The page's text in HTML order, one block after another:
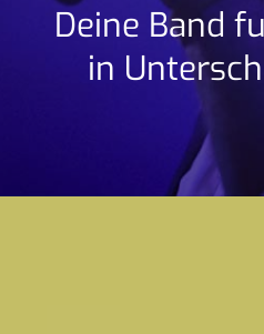
Deine Band
in